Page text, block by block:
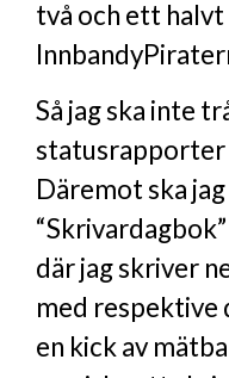
två och ett halvt
Så jag ska inte
statusrapporter
Däremot ska
där jag skriver
med respektive
en kick av